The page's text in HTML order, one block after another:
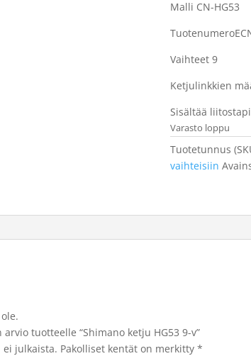
Malli CN-HG53
Vaihteet 9
Ketjulinkkien
Sisältää
Varasto loppu
Tuotetunnus
vaihteisiin
tuotteelle “Shimano ketju HG53 9-v”
ei julkaista. Pakolliset kentät on merkitty*